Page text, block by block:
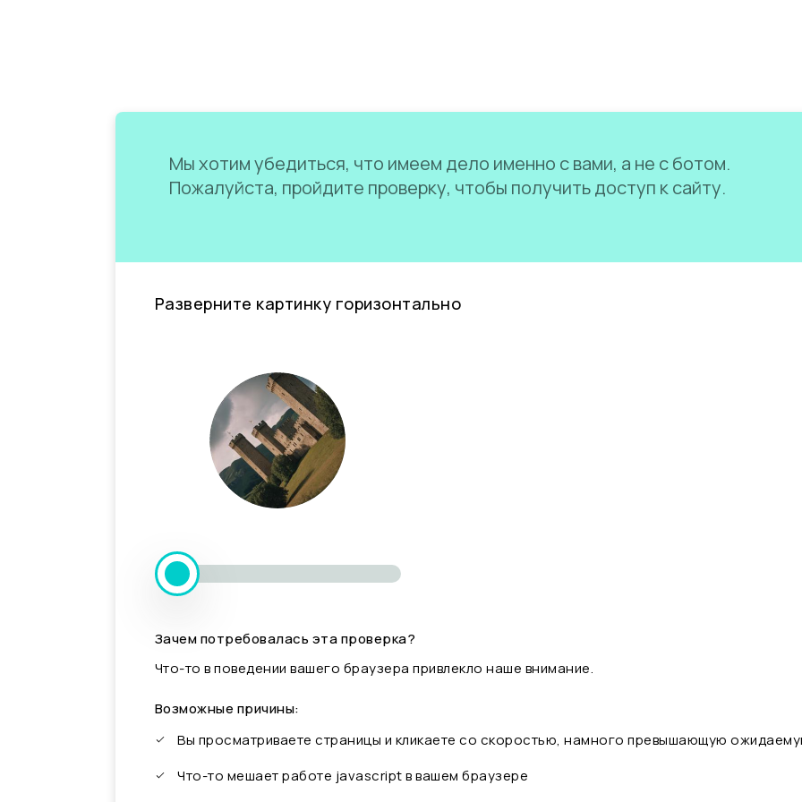
Мы хотим убедиться, что имеем дело именно с вами, а не с ботом.
Пожалуйста, пройдите проверку, чтобы получить доступ к сайту.
Разверните картинку горизонтально
Зачем потребовалась эта проверка?
Что-то в поведении вашего браузера привлекло наше внимание.
Возможные причины:
Вы просматриваете страницы и кликаете со скоростью, намного превышающую
Что-то мешает работе javascript в вашем браузере